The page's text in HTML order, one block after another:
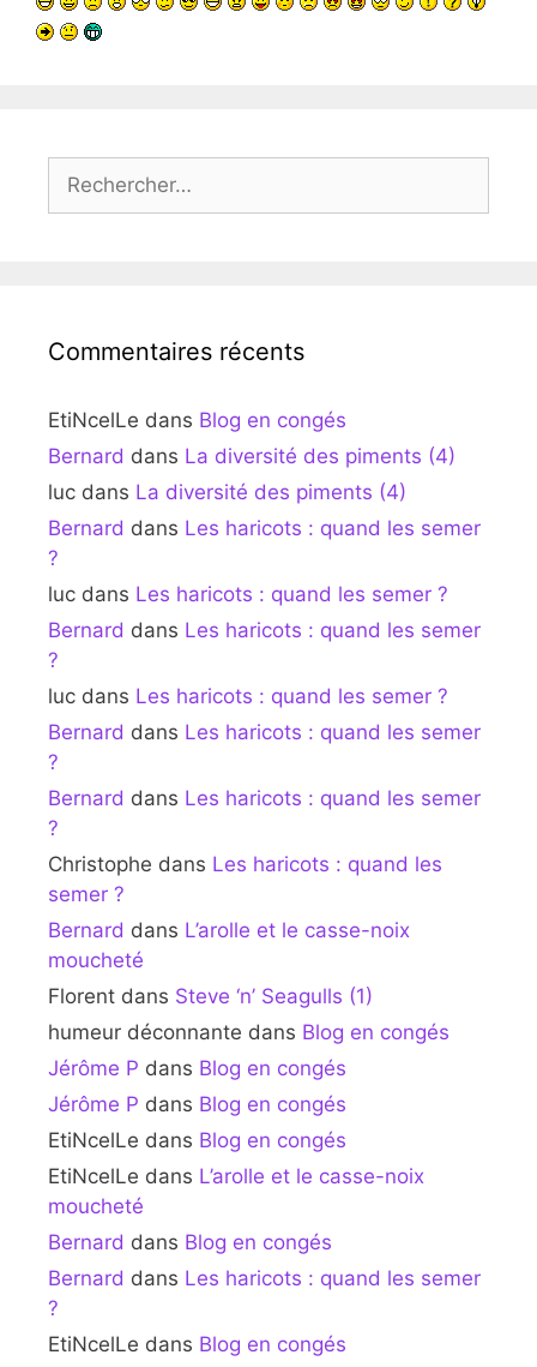
Commentaires récents
EtiNcelLe dans Blog en congés
Bernard dans La diversité des piments (4)
luc dans La diversité des piments (4)
Bernard dans Les haricots : quand les semer
?
luc dans Les haricots : quand les semer ?
Bernard dans Les haricots : quand les semer
?
luc dans Les haricots : quand les semer ?
Bernard dans Les haricots : quand les semer
?
Bernard dans Les haricots : quand les semer
?
Christophe dans Les haricots : quand les
semer ?
Bernard dans L’arolle et le casse-noix
moucheté
Florent dans Steve ‘n’ Seagulls (1)
humeur déconnante dans Blog en congés
Jérôme P dans Blog en congés
Jérôme P dans Blog en congés
EtiNcelLe dans Blog en congés
EtiNcelLe dans L’arolle et le casse-noix
moucheté
Bernard dans Blog en congés
Bernard dans Les haricots : quand les semer
?
EtiNcelLe dans Blog en congés